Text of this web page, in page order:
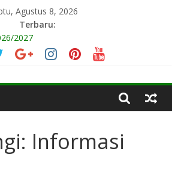
Agustus 8, 2026
Terbaru:
2027
Fitri 1447 H
Tahun Ajaran 2025/2026
Informasi